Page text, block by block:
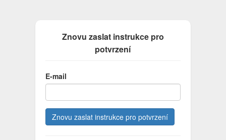
Znovu zaslat instrukce pro
potvrzení
E-mail